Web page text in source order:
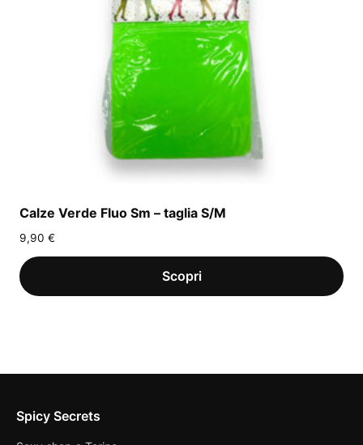
Calze Verde Fluo Sm – taglia S/M
9,90 €
Spicy Secrets